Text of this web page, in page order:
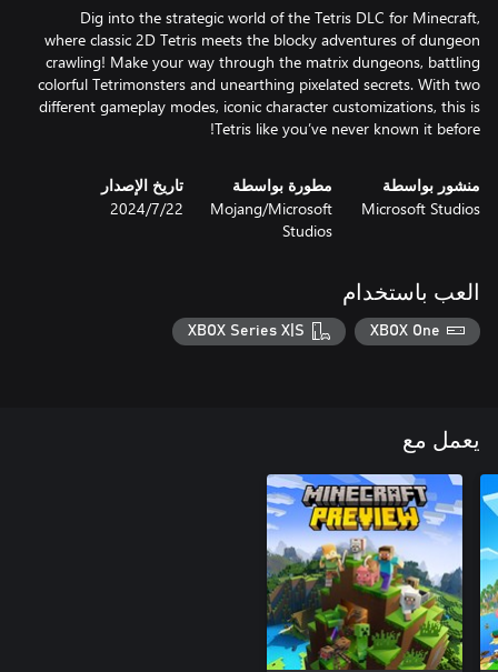
Dig into the strategic world of the Tetris DLC for Minecraft,
where classic 2D Tetris meets the blocky adventures of dungeon
crawling! Make your way through the matrix dungeons, battling
colorful Tetrimonsters and unearthing pixelated secrets. With two
different gameplay modes, iconic character customizations, this is
Tetris like you’ve never known it before!
منشور بواسطة
Microsoft Studios
مطورة بواسطة
Mojang/Microsoft
Studios
تاريخ الإصدار
22‏/7‏/2024
العب باستخدام
XBOX One
XBOX Series X|S
يعمل مع